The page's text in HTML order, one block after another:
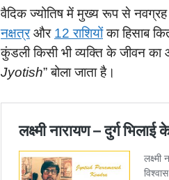
वैदिक ज्योतिष में मुख्य रूप से
नक्षत्रऔर 12 राशियोंका हिसाब
कुंडली किसी भी व्यक्ति के जीवन का
Jyotish” बोला जाता है।